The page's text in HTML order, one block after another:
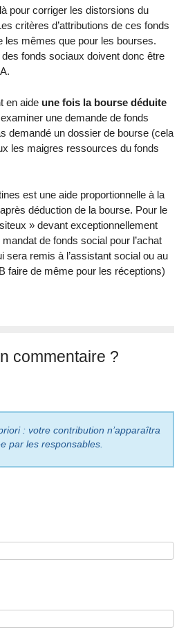
pour corriger les distorsions du
critères d’attributions de ces fonds
les mêmes que pour les bourses.
des fonds sociaux doivent donc être
en aide une fois la bourse déduite
une demande de fonds
demandé un dossier de bourse (cela
les maigres ressources du fonds
est une aide proportionnelle à la
déduction de la bourse. Pour le
» devant exceptionnellement
de fonds social pour l’achat
sera remis à l’assistant social ou au
faire de même pour les réceptions)
commentaire ?
: votre contribution n’apparaîtra
par les responsables.